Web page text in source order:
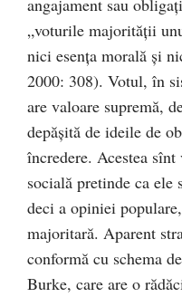
angajament sau
„voturile majorităţii
nici esenţa morală şi
2000: 308). Votul, în
are valoare supremă,
depăşită de ideile de
încredere. Acestea
socială pretinde ca ele
deci a opiniei
majoritară. Aparent
conformă cu schema
Burke, care are o